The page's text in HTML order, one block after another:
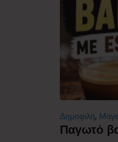
Δημοφιλή,
Παγωτό